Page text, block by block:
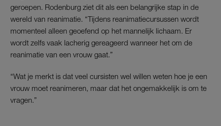
geroepen. Rodenburg ziet dit als een belangrijke stap in de
wereld van reanimatie. “Tijdens reanimatiecursussen wordt
momenteel alleen geoefend op het mannelijk lichaam. Er
wordt zelfs vaak lacherig gereageerd wanneer het om de
reanimatie van een vrouw gaat.”
“Wat je merkt is dat veel cursisten wel willen weten hoe je een
vrouw moet reanimeren, maar dat het ongemakkelijk is om te
vragen.”